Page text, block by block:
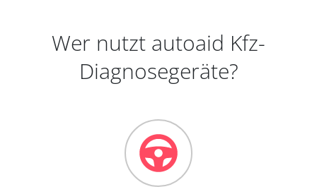
Wer nutzt autoaid Kfz-
Diagnosegeräte?